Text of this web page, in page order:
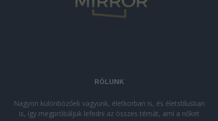
RÓLUNK
Nagyon különbözőek vagyunk, életkorban is, és életstílusban
is, így megpróbáljuk lefedni az összes témát, ami a nőket